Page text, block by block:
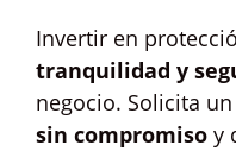
Invertir en
tranquilidad y
negocio. Solicita un
sin compromiso y